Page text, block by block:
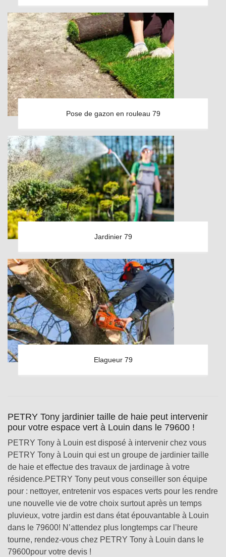
Pose de gazon en rouleau 79
Jardinier 79
Elagueur 79
PETRY Tony jardinier taille de haie peut intervenir
pour votre espace vert à Louin dans le 79600 !
PETRY Tony à Louin est disposé à intervenir chez vous
PETRY Tony à Louin qui est un groupe de jardinier taille
de haie et effectue des travaux de jardinage à votre
résidence.PETRY Tony peut vous conseiller son équipe
pour : nettoyer, entretenir vos espaces verts pour les rendre
une nouvelle vie de votre choix surtout après un temps
pluvieux, votre jardin est dans état épouvantable à Louin
dans le 79600! N’attendez plus longtemps car l’heure
tourne, rendez-vous chez PETRY Tony à Louin dans le
79600pour votre devis !